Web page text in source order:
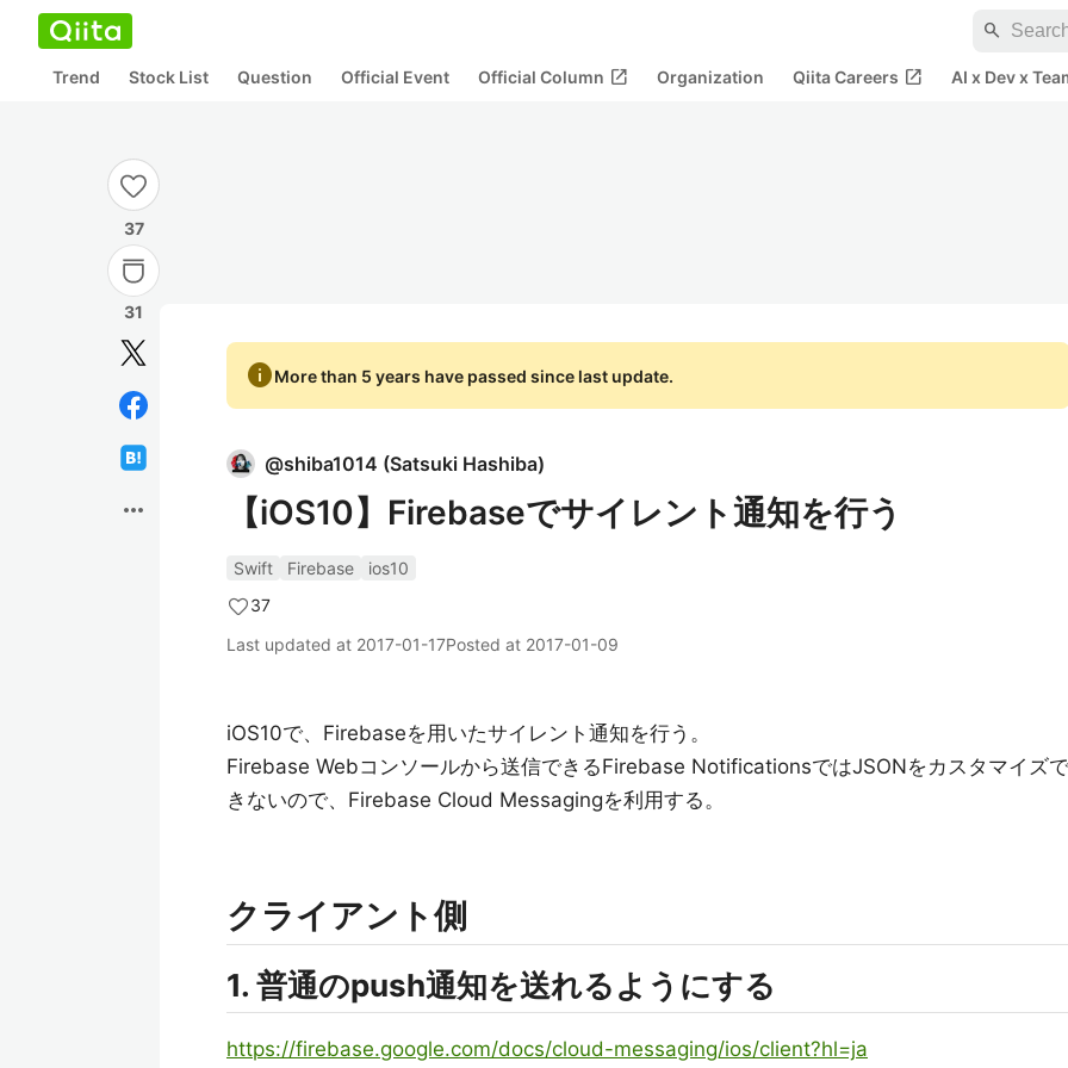
search
Trend Stock List Question Official Event Official Column open_in_new Organization Qiita Careers open_in_new AI x Dev x
37
31
more_horiz
infoMore than 5 years have passed since last update.
@shiba1014 (Satsuki Hashiba)
【iOS10】Firebaseでサイレント通知を行う
Swift Firebase
ios10
37
Last updated at 2017-01-17Posted at 2017-01-09
iOS10で、Firebaseを用いたサイレント通知を行う。
Firebase Webコンソールから送信できるFirebase NotificationsではJSONをカスタマイズで
きないので、Firebase Cloud Messagingを利用する。
クライアント側
1. 普通のpush通知を送れるようにする
https://firebase.google.com/docs/cloud-messaging/ios/client?hl=ja